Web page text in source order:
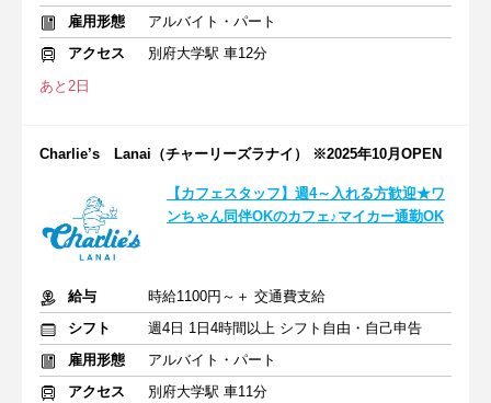
雇用形態
アルバイト・パート
アクセス
別府大学駅 車12分
あと2日
Charlie’s Lanai（チャーリーズラナイ） ※2025年10月OPEN
【カフェスタッフ】週4～入れる方歓迎★ワ
ンちゃん同伴OKのカフェ♪マイカー通勤OK
給与
時給1100円～＋ 交通費支給
シフト
週4日 1日4時間以上 シフト自由・自己申告
雇用形態
アルバイト・パート
アクセス
別府大学駅 車11分